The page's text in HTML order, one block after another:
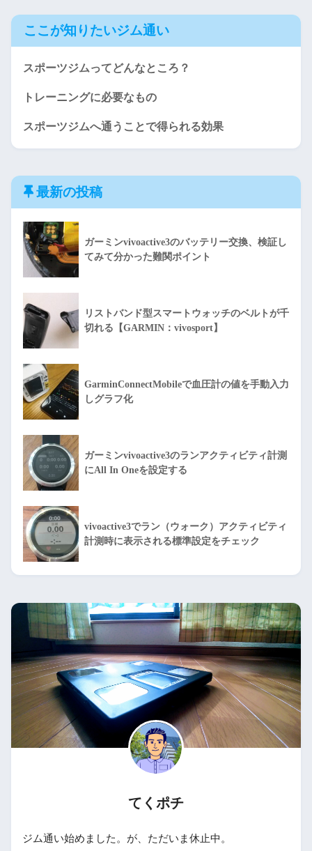
ここが知りたいジム通い
スポーツジムってどんなところ？
トレーニングに必要なもの
スポーツジムへ通うことで得られる効果
最新の投稿
ガーミンvivoactive3のバッテリー交換、検証し
てみて分かった難関ポイント
リストバンド型スマートウォッチのベルトが千
切れる【GARMIN：vivosport】
GarminConnectMobileで血圧計の値を手動入力
しグラフ化
ガーミンvivoactive3のランアクティビティ計測
にAll In Oneを設定する
vivoactive3でラン（ウォーク）アクティビティ
計測時に表示される標準設定をチェック
てくポチ
ジム通い始めました。が、ただいま休止中。